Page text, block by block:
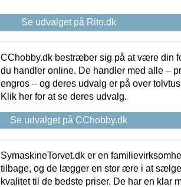
Se udvalget på Rito.dk
CChobby.dk bestræber sig på at være din
du handler online. De handler med alle –
engros – og deres udvalg er på over
Klik her for at se deres udvalg.
Se udvalget på CChobby.dk
SymaskineTorvet.dk er en
tilbage, og de lægger en stor ære i at
kvalitet til de bedste priser. De har en klar